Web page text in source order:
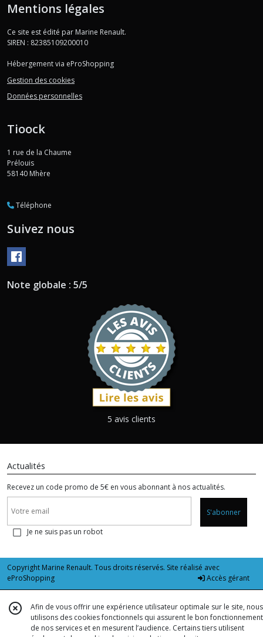
Mentions légales
Ce site est édité par Marine Renault.
SIREN : 82385109200010
Hébergement via eProShopping
Gestion des cookies
Données personnelles
Tioock
1 rue de la Chaume
Prélouis
58140 Mhère
Téléphone
Suivez nous
Note globale : 5/5
5 avis clients
Actualités
Recevez un code promo de 5€ en vous abonnant à nos actualités.
S'abonner
Je ne suis pas un robot
Copyright Marine Renault. Tous droits réservés. Site réalisé avec
eProShopping
Accès gérant
Afin de vous offrir une expérience utilisateur optimale sur le site, nous
utilisons des cookies fonctionnels qui assurent le bon fonctionnement
de nos services et en mesurent l’audience. Certains tiers utilisent